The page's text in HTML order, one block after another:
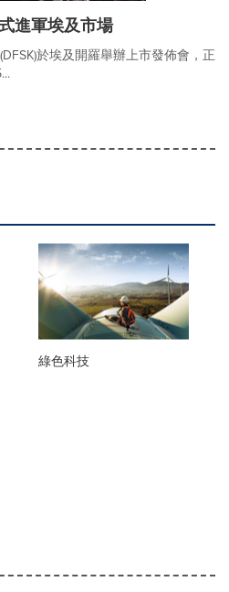
進軍埃及市場
於埃及開羅舉辦上市發佈會，正
綠色科技